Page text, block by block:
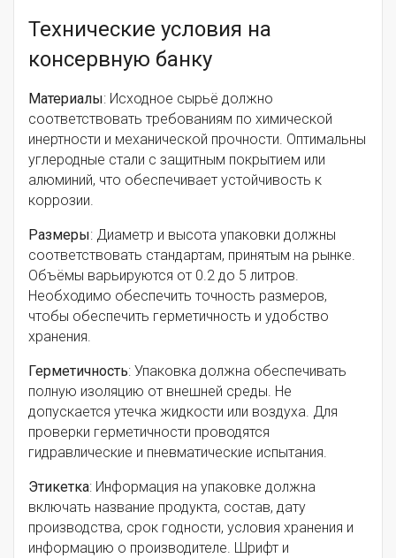
Технические условия на
консервную банку
Материалы: Исходное сырьё должно
соответствовать требованиям по химической
инертности и механической прочности. Оптимальны
углеродные стали с защитным покрытием или
алюминий, что обеспечивает устойчивость к
коррозии.
Размеры: Диаметр и высота упаковки должны
соответствовать стандартам, принятым на рынке.
Объёмы варьируются от 0.2 до 5 литров.
Необходимо обеспечить точность размеров,
чтобы обеспечить герметичность и удобство
хранения.
Герметичность: Упаковка должна обеспечивать
полную изоляцию от внешней среды. Не
допускается утечка жидкости или воздуха. Для
проверки герметичности проводятся
гидравлические и пневматические испытания.
Этикетка: Информация на упаковке должна
включать название продукта, состав, дату
производства, срок годности, условия хранения и
информацию о производителе. Шрифт и